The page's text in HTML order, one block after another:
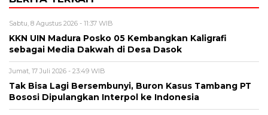
Sabtu, 8 Agustus 2026 - 11:37 WIB
KKN UIN Madura Posko 05 Kembangkan Kaligrafi
sebagai Media Dakwah di Desa Dasok
Jumat, 17 Juli 2026 - 23:49 WIB
Tak Bisa Lagi Bersembunyi, Buron Kasus Tambang PT
Bososi Dipulangkan Interpol ke Indonesia